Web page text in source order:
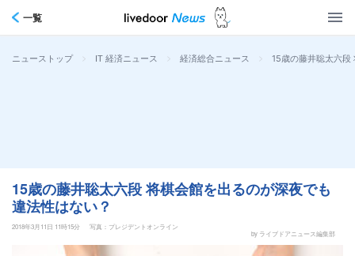
一覧
ニューストップ > IT 経済ニュース > 経済総合ニュース > 15歳の藤井聡太六段
15歳の藤井聡太六段 将棋会館を出るのが深夜でも
違法性はない？
2018年3月11日 11時15分
写真：プレジデントオンライン
by ライブドアニュース編集部